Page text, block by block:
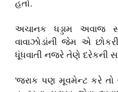
હતો.
અચાનક ધડ્ડામ
વાવાઝોડાંની જેમ એ
ધૂંધવાતી નજરે તેણે દરેકની
'જરાક પણ મૂવમેન્ટ કરે તો